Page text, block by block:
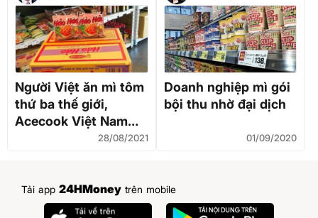
Người Việt ăn mì tôm
thứ ba thế giới,
Acecook Việt Nam
vào top toàn cầu28/08/2021
Doanh nghiệp mì gói
bội thu nhờ đại dịch
01/09/2020
Tải app 24HMoney trên mobile